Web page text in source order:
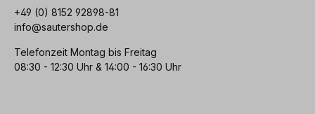
+49 (0) 8152 92898-81
info@sautershop.de
Telefonzeit Montag bis Freitag
08:30 - 12:30 Uhr & 14:00 - 16:30 Uhr